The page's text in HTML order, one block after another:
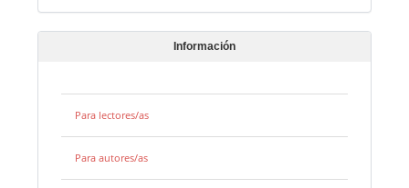
Información
Para lectores/as
Para autores/as